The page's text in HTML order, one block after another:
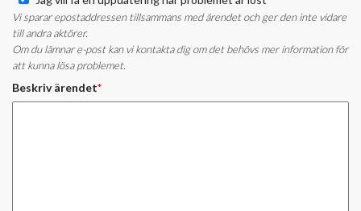
Vi sparar epostaddressen tillsammans med ärendet och ger den inte vidare
till andra aktörer.
Om du lämnar e-post kan vi kontakta dig om det behövs mer information för
att kunna lösa problemet.
Beskriv ärendet*